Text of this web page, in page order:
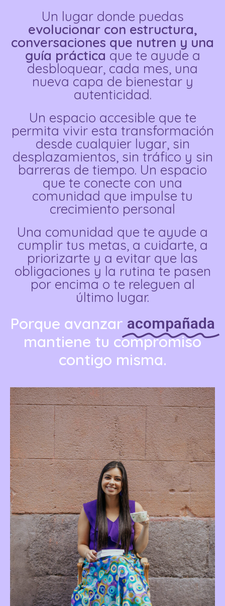
Un lugar donde puedas
evolucionar con estructura,
conversaciones que nutren y una
guía práctica que te ayude a
desbloquear, cada mes, una
nueva capa de bienestar y
autenticidad.
Un espacio accesible que te
permita vivir esta transformación
desde cualquier lugar, sin
desplazamientos, sin tráfico y sin
barreras de tiempo. Un espacio
que te conecte con una
comunidad que impulse tu
crecimiento personal
Una comunidad que te ayude a
cumplir tus metas, a cuidarte, a
priorizarte y a evitar que las
obligaciones y la rutina te pasen
por encima o te releguen al
último lugar.
Porque avanzar acompañada
mantiene tu compromiso
contigo misma.